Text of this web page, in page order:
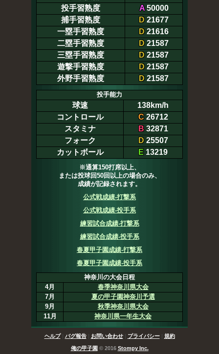
投手習熟度
A50000
捕手習熟度
D 21677
一塁手習熟度
D 21616
二塁手習熟度
D 21587
三塁手習熟度
D 21587
遊撃手習熟度
D 21587
外野手習熟度
D 21587
投手能力
球速
138km/h
コントロール
C26712
スタミナ
B32871
フォーク
D25507
カットボール
E 13219
※通算150打席以上、
または投球回50回以上の場合のみ、
成績が記録されます。
公式戦成績-打撃系
公式戦成績-投手系
練習試合成績-打撃系
練習試合成績-投手系
春夏甲子園成績-打撃系
春夏甲子園成績-投手系
神奈川の大会日程
4月
春季神奈川県大会
7月
夏の甲子園神奈川予選
9月
秋季神奈川県大会
11月
神奈川県一年生大会
ヘルプ| バグ報告| お問い合わせ| プライバシー| 規約
俺の甲子園 © 2016 Stompy Inc.